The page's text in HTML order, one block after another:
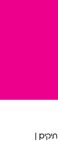
תיקים